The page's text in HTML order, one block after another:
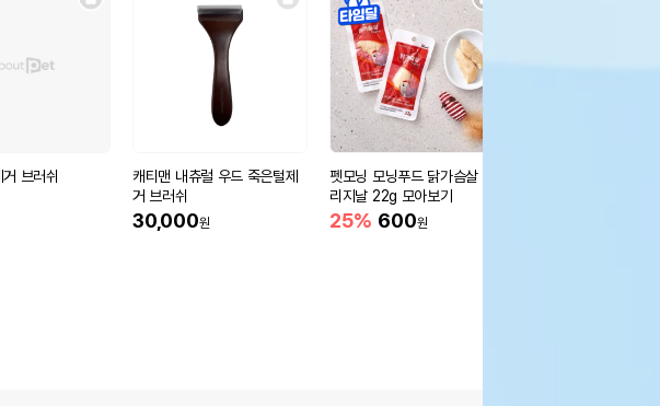
브러쉬
캐티맨 내츄럴 우드 죽은털제
거 브러쉬
30,000원
펫모닝 모닝푸드 닭가슴살 오
리지날 22g 모아보기
25% 600원